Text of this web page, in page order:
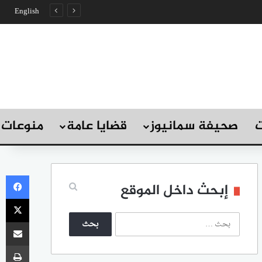
English
صحيفة سمانيوز قضايا عامة منوعات
إبحث داخل الموقع
ح